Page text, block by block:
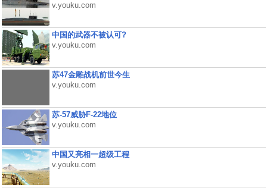
v.youku.com
中国的武器不被认可?
v.youku.com
苏47金雕战机前世今生
v.youku.com
苏-57威胁F-22地位
v.youku.com
中国又亮相一超级工程
v.youku.com